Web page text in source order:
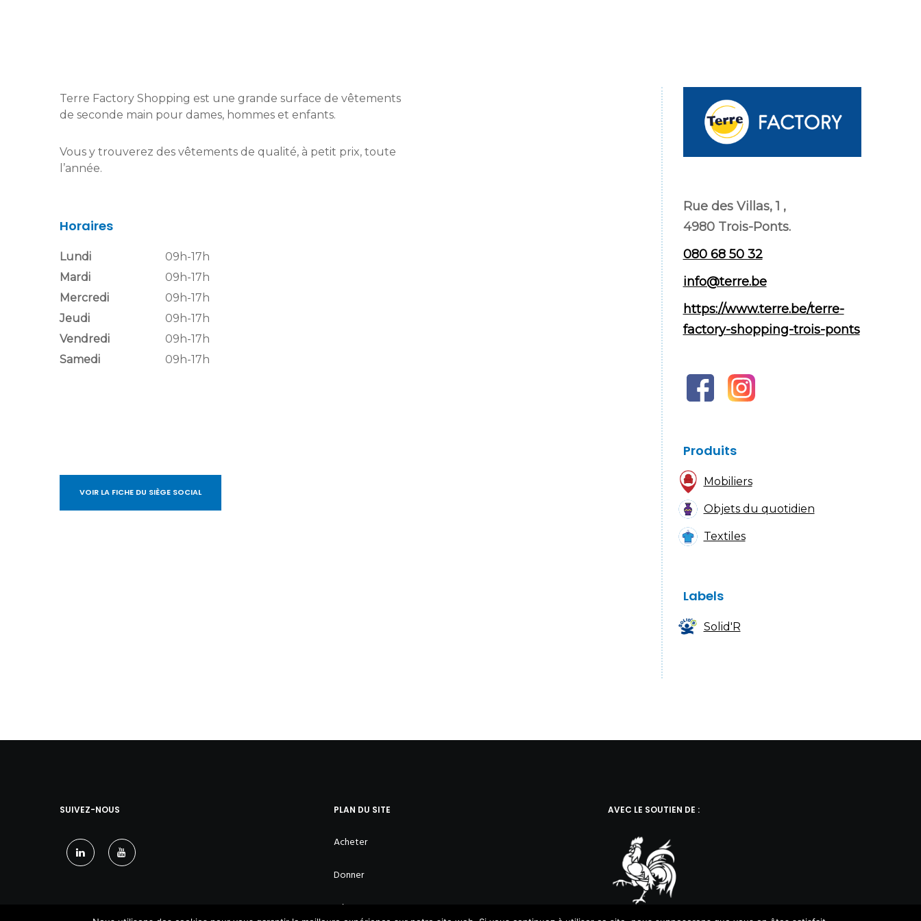
Terre Factory Shopping est une grande surface de vêtements
de seconde main pour dames, hommes et enfants.
Vous y trouverez des vêtements de qualité, à petit prix, toute
l’année.
Horaires
Lundi
09h-17h
Mardi
09h-17h
Mercredi
09h-17h
Jeudi
09h-17h
Vendredi
09h-17h
Samedi
09h-17h
VOIR LA FICHE DU SIÈGE SOCIAL
Rue des Villas, 1 ,
4980 Trois-Ponts.
080 68 50 32
info@terre.be
https://www.terre.be/terre-
factory-shopping-trois-ponts
Produits
Mobiliers
Objets du quotidien
Textiles
Labels
Solid'R
SUIVEZ-NOUS PLAN DU SITE
Acheter
Donner
Réparer
AVEC LE SOUTIEN DE :